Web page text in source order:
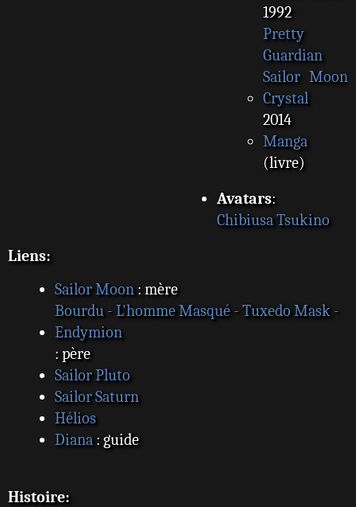
1992
Pretty
Guardian
Sailor Moon
Crystal
2014
Manga
(livre)
Avatars:
Chibiusa Tsukino
Liens:
Sailor Moon: mère
Bourdu - L'homme Masqué - Tuxedo Mask -
Endymion
: père
Sailor Pluto
Sailor Saturn
Hélios
Diana: guide
Histoire: